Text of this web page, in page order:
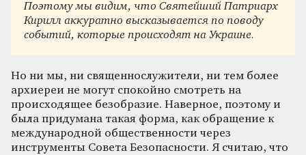
Поэтому мы видим, что Святейший Патриарх
Кирилл аккуратно высказывается по поводу
событий, которые происходят на Украине.
Но ни мы, ни священнослужители, ни тем более
архиереи не могут спокойно смотреть на
происходящее безобразие. Наверное, поэтому и
была придумана такая форма, как обращение к
международной общественности через
инструменты Совета Безопасности. Я считаю, что